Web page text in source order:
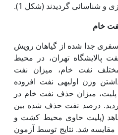
و شناسائی گردیدند (شکل 1).
خام
جدا شده از گیاهان رویش
پالایشگاه تهران، در محیط
نفت خام، میزان نفت
داشتن وزن اولیه­ی نفت افزوده
میزان حذف نفت خام در
درصد نفت حذف شده بین
(پلیت حاوی محیط کشت و
شد. نتایج توسط آزمون